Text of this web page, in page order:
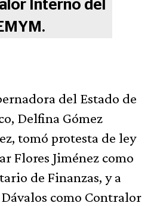
Interno del
del Estado de
Delfina Gómez
tomó protesta de ley
Flores Jiménez como
de Finanzas, y a
como Contralor